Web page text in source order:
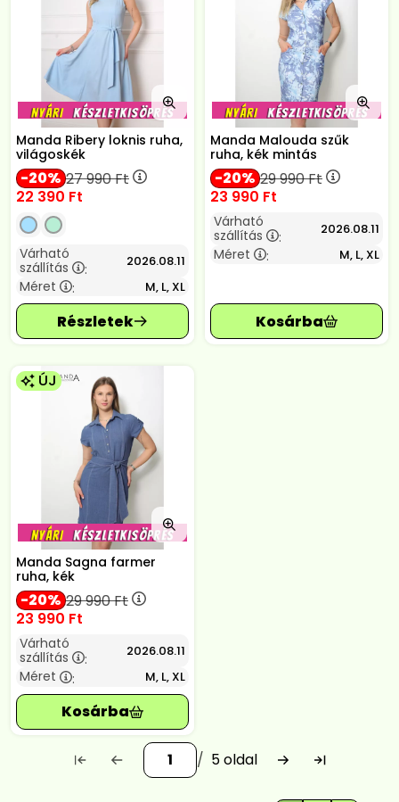
Manda Ribery loknis ruha,
világoskék
20 27 990Ft
22 390 Ft
Várható
szállítás
: 2026.08.11
Méret : M, L, XL
Manda Malouda szűk
ruha, kék mintás
20 29 990Ft
23 990 Ft
Várható
szállítás
: 2026.08.11
Méret : M, L, XL
ÚJ
Manda Sagna farmer
ruha, kék
20 29 990Ft
23 990 Ft
Várható
szállítás
: 2026.08.11
Méret : M, L, XL
5